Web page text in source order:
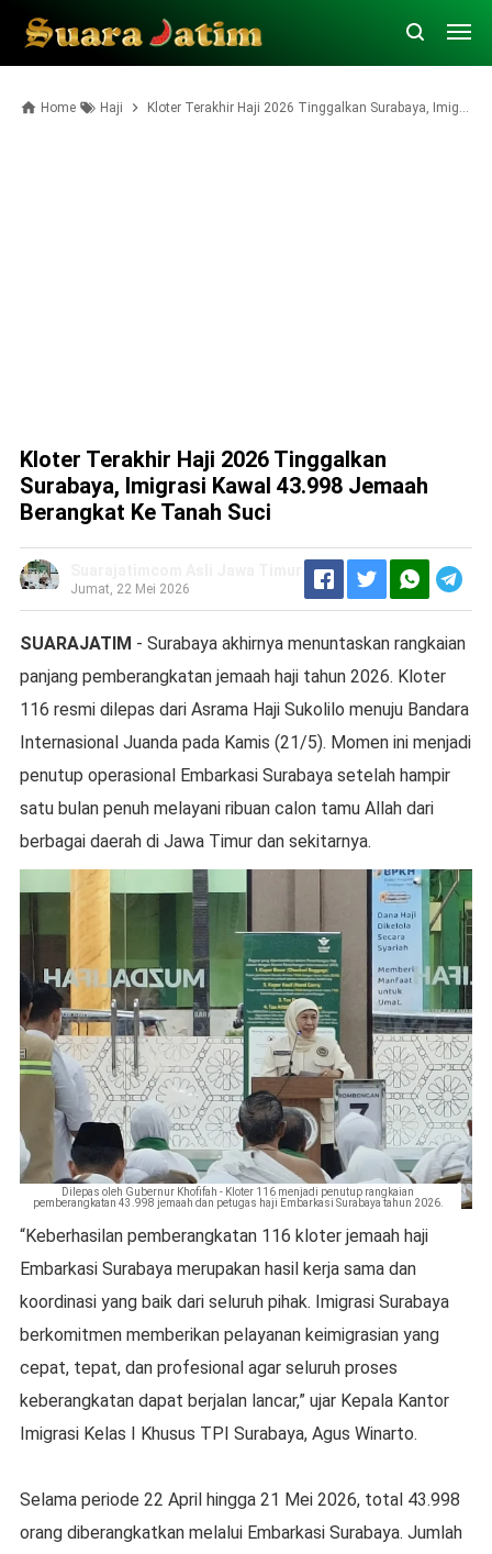
Home Haji Kloter Terakhir Haji 2026 Tinggalkan Surabaya, Imigrasi Kawal 43.998 Jemaah Berangkat ke Tanah Suci
Kloter Terakhir Haji 2026 Tinggalkan
Surabaya, Imigrasi Kawal 43.998 Jemaah
Berangkat Ke Tanah Suci
Jumat, 22 Mei 2026
SUARAJATIM - Surabaya akhirnya menuntaskan rangkaian
panjang pemberangkatan jemaah haji tahun 2026. Kloter
116 resmi dilepas dari Asrama Haji Sukolilo menuju Bandara
Internasional Juanda pada Kamis (21/5). Momen ini menjadi
penutup operasional Embarkasi Surabaya setelah hampir
satu bulan penuh melayani ribuan calon tamu Allah dari
berbagai daerah di Jawa Timur dan sekitarnya.
Dilepas oleh Gubernur Khofifah - Kloter 116 menjadi penutup rangkaian
pemberangkatan 43.998 jemaah dan petugas haji Embarkasi Surabaya tahun 2026.
“Keberhasilan pemberangkatan 116 kloter jemaah haji
Embarkasi Surabaya merupakan hasil kerja sama dan
koordinasi yang baik dari seluruh pihak. Imigrasi Surabaya
berkomitmen memberikan pelayanan keimigrasian yang
cepat, tepat, dan profesional agar seluruh proses
keberangkatan dapat berjalan lancar,” ujar Kepala Kantor
Imigrasi Kelas I Khusus TPI Surabaya, Agus Winarto.
Selama periode 22 April hingga 21 Mei 2026, total 43.998
orang diberangkatkan melalui Embarkasi Surabaya. Jumlah